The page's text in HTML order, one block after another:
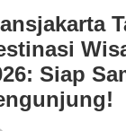
Siap